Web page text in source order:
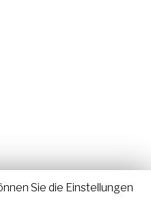
Sie die Einstellungen